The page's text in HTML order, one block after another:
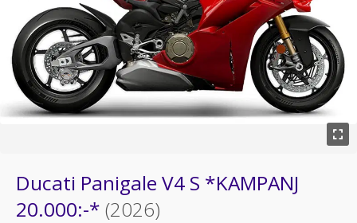
Ducati Panigale V4 S *KAMPANJ
20.000:-* (2026)